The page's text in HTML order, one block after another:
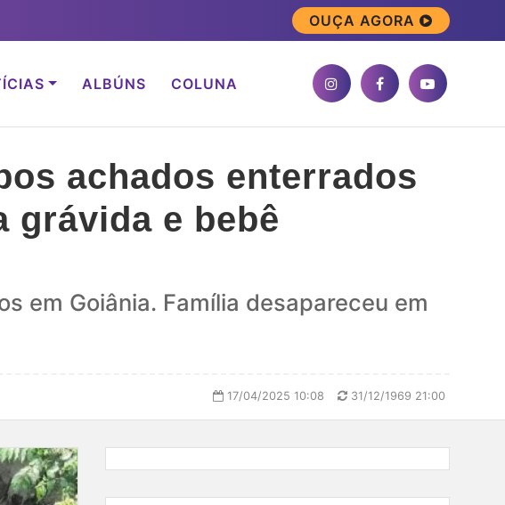
OUÇA AGORA
ALBÚNS COLUNA
achados enterrados
grávida e bebê
em Goiânia. Família desapareceu em
17/04/2025 10:08 31/12/1969 21:00